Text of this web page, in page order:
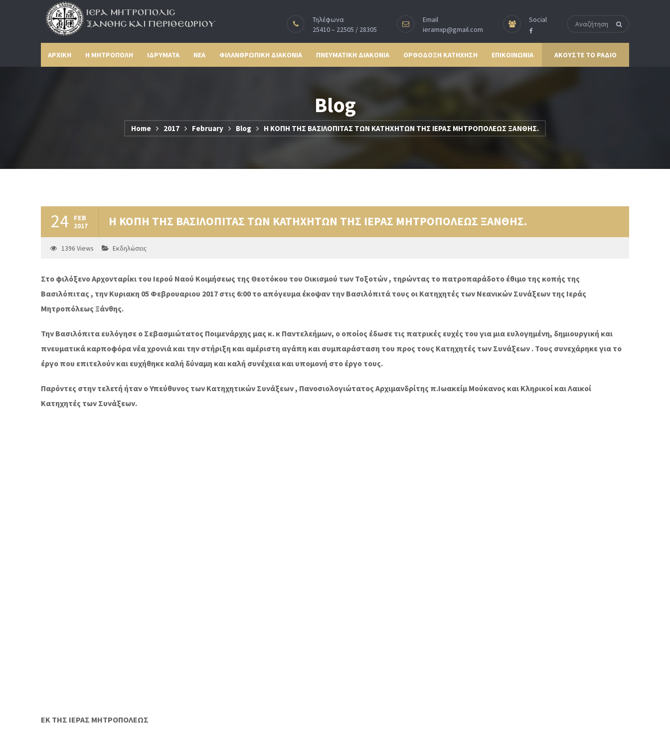
Τηλέφωνα
25410 – 22505 / 28305
Email
ieramxp@gmail.com
Social
ΑΡΧΙΚΗ Η ΜΗΤΡΟΠΟΛΗ ΙΔΡΥΜΑΤΑ ΝΕΑ ΦΙΛΑΝΘΡΩΠΙΚΗ ΔΙΑΚΟΝΙΑ ΠΝΕΥΜΑΤΙΚΗ ΔΙΑΚΟΝΙΑ ΟΡΘΟΔΟΞΗ ΚΑΤΗΧΗΣΗ ΕΠΙΚΟΙΝΩΝΙΑ ΑΚΟΥΣΤΕ ΤΟ ΡΑΔΙΟ
Blog
Home 2017 February Blog Η ΚΟΠΗ ΤΗΣ ΒΑΣΙΛΟΠΙΤΑΣ ΤΩΝ ΚΑΤΗΧΗΤΩΝ ΤΗΣ ΙΕΡΑΣ ΜΗΤΡΟΠΟΛΕΩΣ ΞΑΝΘΗΣ.
24 FEB
2017 Η ΚΟΠΗ ΤΗΣ ΒΑΣΙΛΟΠΙΤΑΣ ΤΩΝ ΚΑΤΗΧΗΤΩΝ ΤΗΣ ΙΕΡΑΣ ΜΗΤΡΟΠΟΛΕΩΣ ΞΑΝΘΗΣ.
1396 Views Εκδηλώσεις
Στο φιλόξενο Αρχονταρίκι του Ιερού Ναού Κοιμήσεως της Θεοτόκου του Οικισμού των Τοξοτών , τηρώντας το πατροπαράδοτο έθιμο της κοπής της
Βασιλόπιτας , την Κυριακη 05 Φεβρουαριου 2017 στις 6:00 το απόγευμα έκοψαν την Βασιλόπιτά τους οι Κατηχητές των Νεανικών Συνάξεων της Ιεράς
Μητροπόλεως Ξάνθης.
Την Βασιλόπιτα ευλόγησε ο Σεβασμιώτατος Ποιμενάρχης μας κ. κ Παντελεήμων, ο οποίος έδωσε τις πατρικές ευχές του για μια ευλογημένη, δημιουργική και
πνευματικά καρποφόρα νέα χρονιά και την στήριξη και αμέριστη αγάπη και συμπαράσταση του προς τους Κατηχητές των Συνάξεων . Τους συνεχάρηκε για το
έργο που επιτελούν και ευχήθηκε καλή δύναμη και καλή συνέχεια και υπομονή στο έργο τους.
Παρόντες στην τελετή ήταν ο Υπεύθυνος των Κατηχητικών Συνάξεων , Πανοσιολογιώτατος Αρχιμανδρίτης π.Ιωακείμ Μούκανος και Κληρικοί και Λαικοί
Κατηχητές των Συνάξεων.
ΕΚ ΤΗΣ ΙΕΡΑΣ ΜΗΤΡΟΠΟΛΕΩΣ